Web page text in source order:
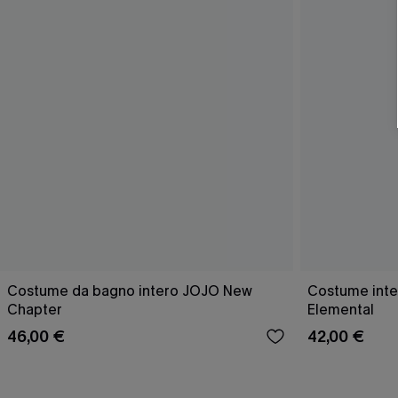
Costume da bagno intero JOJO New
Chapter
46,00 €
Costume
Elemental
42,00 €